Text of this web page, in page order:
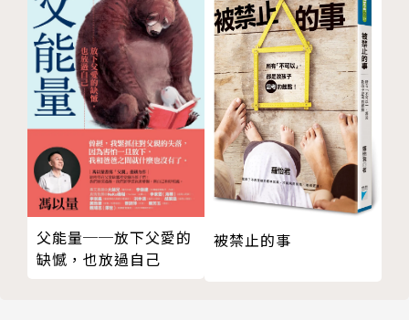
屏東・三地門山川琉璃吊橋
屏東・小琉球看海龜
屏東・東港漁港
屏東・鵝鑾鼻公園
博物館/美術館：看展覽，感受知識立體化
台南・奇美博物館
台南・台灣鹽博物館
台南・北門井仔腳瓦盤鹽田
台南・土溝農村美術館
台南・絕對空間
台南・樹谷生活科學館
父能量──放下父愛的
缺憾，也放過自己
被禁止的事